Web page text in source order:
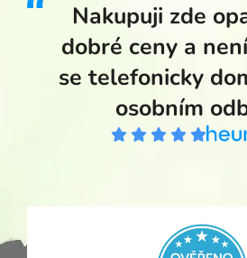
Nakupuji zde
dobré ceny a
se telefonicky
osobním